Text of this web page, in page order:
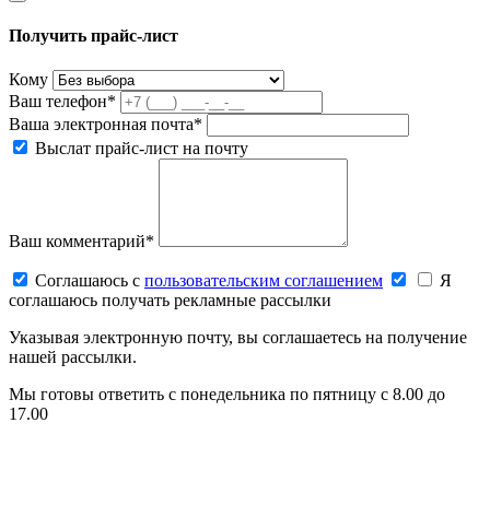
Получить прайс-лист
Кому
Ваш телефон*
Ваша электронная почта*
Выслат прайс-лист на почту
Ваш комментарий*
Соглашаюсь c пользовательским соглашением
Я
соглашаюсь получать рекламные рассылки
Указывая электронную почту, вы соглашаетесь на получение
нашей рассылки.
Мы готовы ответить с понедельника по пятницу с 8.00 до
17.00